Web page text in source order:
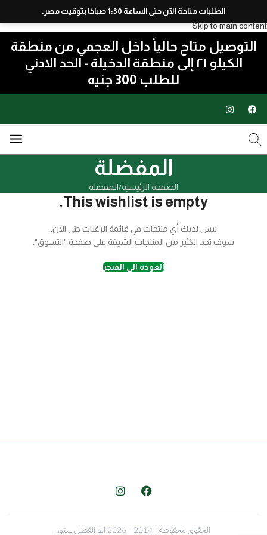
Skip to navigation
Skip to main content
التوصيل متاح حالياً داخل العجمي من منطقة
الكيلو ٢١ إلى منطقة الدخيلة - الحد الادني
للطلب 300 جنيه
المفضلة
الصفحة الرئيسية المفضلة
This wishlist is empty.
ليس لديك أي منتجات في قائمة الرغبات حتى الآن.
سوف تجد الكثير من المنتجات الشيقة على صفحة "التسوق".
العودة الى المتجر
الحقوق محفوظة | 2014 - 2026 ابو الفضل ستور
الطلبات متاحة الآن حتى الساعة 1:30 صباحًا بتوقيت مصر.